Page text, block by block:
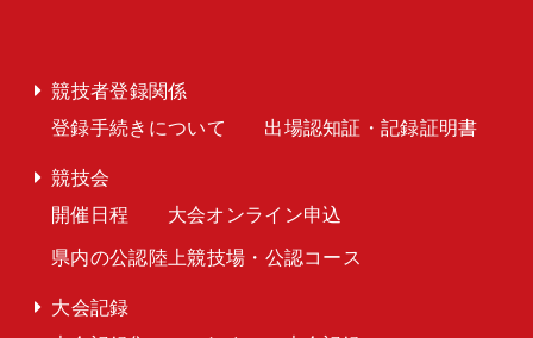
競技者登録関係
登録手続きについて
出場認知証・記録証明書
競技会
開催日程
大会オンライン申込
県内の公認陸上競技場・公認コース
大会記録